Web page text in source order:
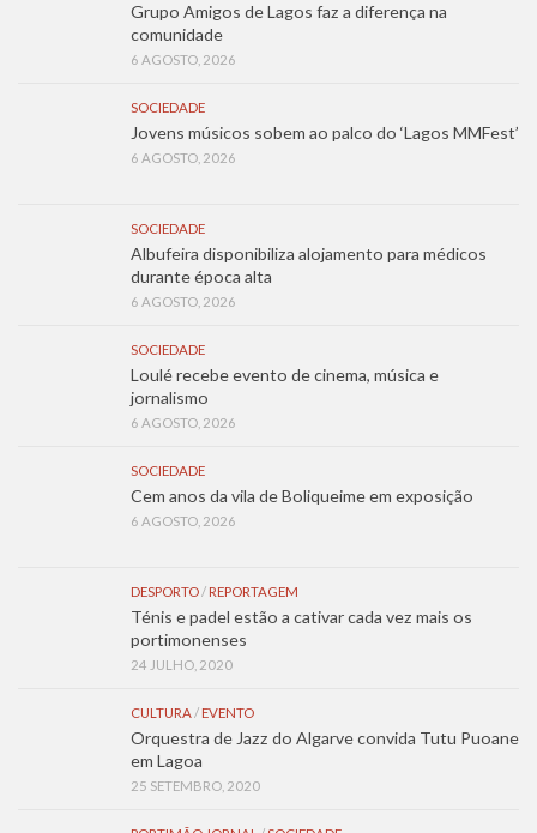
Grupo Amigos de Lagos faz a diferença na
comunidade
6 AGOSTO, 2026
SOCIEDADE
Jovens músicos sobem ao palco do ‘Lagos MMFest’
6 AGOSTO, 2026
SOCIEDADE
Albufeira disponibiliza alojamento para médicos
durante época alta
6 AGOSTO, 2026
SOCIEDADE
Loulé recebe evento de cinema, música e
jornalismo
6 AGOSTO, 2026
SOCIEDADE
Cem anos da vila de Boliqueime em exposição
6 AGOSTO, 2026
DESPORTO/ REPORTAGEM
Ténis e padel estão a cativar cada vez mais os
portimonenses
24 JULHO, 2020
CULTURA/ EVENTO
Orquestra de Jazz do Algarve convida Tutu Puoane
em Lagoa
25 SETEMBRO, 2020